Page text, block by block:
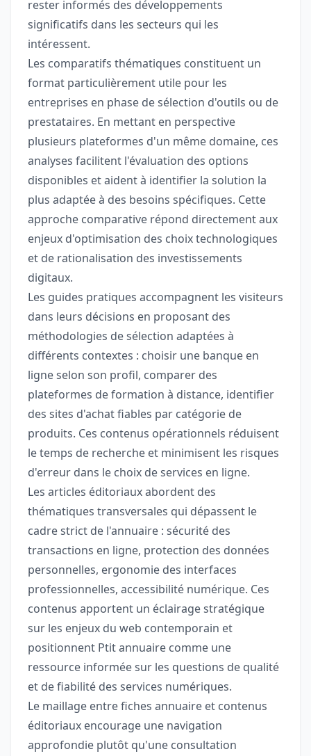
rester informés des développements
significatifs dans les secteurs qui les
intéressent.
Les comparatifs thématiques constituent un
format particulièrement utile pour les
entreprises en phase de sélection d'outils ou de
prestataires. En mettant en perspective
plusieurs plateformes d'un même domaine, ces
analyses facilitent l'évaluation des options
disponibles et aident à identifier la solution la
plus adaptée à des besoins spécifiques. Cette
approche comparative répond directement aux
enjeux d'optimisation des choix technologiques
et de rationalisation des investissements
digitaux.
Les guides pratiques accompagnent les visiteurs
dans leurs décisions en proposant des
méthodologies de sélection adaptées à
différents contextes : choisir une banque en
ligne selon son profil, comparer des
plateformes de formation à distance, identifier
des sites d'achat fiables par catégorie de
produits. Ces contenus opérationnels réduisent
le temps de recherche et minimisent les risques
d'erreur dans le choix de services en ligne.
Les articles éditoriaux abordent des
thématiques transversales qui dépassent le
cadre strict de l'annuaire : sécurité des
transactions en ligne, protection des données
personnelles, ergonomie des interfaces
professionnelles, accessibilité numérique. Ces
contenus apportent un éclairage stratégique
sur les enjeux du web contemporain et
positionnent Ptit annuaire comme une
ressource informée sur les questions de qualité
et de fiabilité des services numériques.
Le maillage entre fiches annuaire et contenus
éditoriaux encourage une navigation
approfondie plutôt qu'une consultation